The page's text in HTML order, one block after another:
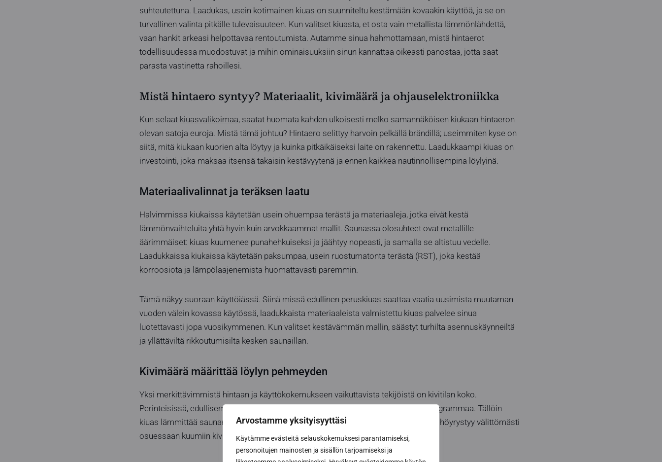
Arvostamme yksityisyyttäsi
Käytämme evästeitä selauskokemuksesi parantamiseksi,
personoitujen mainosten ja sisällön tarjoamiseksi ja
suhteutettuna. Laadukas, usein kotimainen kiuas on suunniteltu kestämään kovaakin käyttöä, ja se on
turvallinen valinta pitkälle tulevaisuuteen. Kun valitset kiuasta, et osta vain metallista lämmönlähdettä,
vaan hankit arkeasi helpottavaa rentoutumista. Autamme sinua hahmottamaan, mistä hintaerot
todellisuudessa muodostuvat ja mihin ominaisuuksiin sinun kannattaa oikeasti panostaa, jotta saat
parasta vastinetta rahoillesi.
Mistä hintaero syntyy? Materiaalit, kivimäärä ja ohjauselektroniikka
Kun selaat kiuasvalikoimaa, saatat huomata kahden ulkoisesti melko samannäköisen kiukaan hintaeron
olevan satoja euroja. Mistä tämä johtuu? Hintaero selittyy harvoin pelkällä brändillä; useimmiten kyse on
siitä, mitä kiukaan kuorien alta löytyy ja kuinka pitkäikäiseksi laite on rakennettu. Laadukkaampi kiuas on
investointi, joka maksaa itsensä takaisin kestävyytenä ja ennen kaikkea nautinnollisempina löylyinä.
Materiaalivalinnat ja teräksen laatu
Halvimmissa kiukaissa käytetään usein ohuempaa terästä ja materiaaleja, jotka eivät kestä
lämmönvaihteluita yhtä hyvin kuin arvokkaammat mallit. Saunassa olosuhteet ovat metallille
äärimmäiset: kiuas kuumenee punahehkuiseksi ja jäähtyy nopeasti, ja samalla se altistuu vedelle.
Laadukkaissa kiukaissa käytetään paksumpaa, usein ruostumatonta terästä (RST), joka kestää
korroosiota ja lämpölaajenemista huomattavasti paremmin.
Tämä näkyy suoraan käyttöiässä. Siinä missä edullinen peruskiuas saattaa vaatia uusimista muutaman
vuoden välein kovassa käytössä, laadukkaista materiaaleista valmistettu kiuas palvelee sinua
luotettavasti jopa vuosikymmenen. Kun valitset kestävämmän mallin, säästyt turhilta asennuskäynneiltä
ja yllättäviltä rikkoutumisilta kesken saunaillan.
Kivimäärä määrittää löylyn pehmeyden
Yksi merkittävimmistä hintaan ja käyttökokemukseen vaikuttavista tekijöistä on kivitilan koko.
Perinteisissä, edullisemmissa seinäkiukaissa kivimäärä on usein pieni, noin 20 kilogrammaa. Tällöin
kiuas lämmittää saunan nopeasti, mutta löylyt voivat olla terävät ja kuivat, sillä vesi höyrystyy välittömästi
osuessaan kuumiin kiviin tai jopa paljaisiin vastuksiin.